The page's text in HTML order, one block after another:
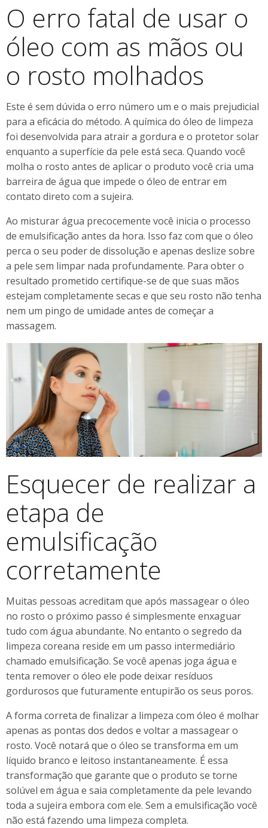
O erro fatal de usar o
óleo com as mãos ou
o rosto molhados
Este é sem dúvida o erro número um e o mais prejudicial
para a eficácia do método. A química do óleo de limpeza
foi desenvolvida para atrair a gordura e o protetor solar
enquanto a superfície da pele está seca. Quando você
molha o rosto antes de aplicar o produto você cria uma
barreira de água que impede o óleo de entrar em
contato direto com a sujeira.
Ao misturar água precocemente você inicia o processo
de emulsificação antes da hora. Isso faz com que o óleo
perca o seu poder de dissolução e apenas deslize sobre
a pele sem limpar nada profundamente. Para obter o
resultado prometido certifique-se de que suas mãos
estejam completamente secas e que seu rosto não tenha
nem um pingo de umidade antes de começar a
massagem.
Esquecer de realizar a
etapa de
emulsificação
corretamente
Muitas pessoas acreditam que após massagear o óleo
no rosto o próximo passo é simplesmente enxaguar
tudo com água abundante. No entanto o segredo da
limpeza coreana reside em um passo intermediário
chamado emulsificação. Se você apenas joga água e
tenta remover o óleo ele pode deixar resíduos
gordurosos que futuramente entupirão os seus poros.
A forma correta de finalizar a limpeza com óleo é molhar
apenas as pontas dos dedos e voltar a massagear o
rosto. Você notará que o óleo se transforma em um
líquido branco e leitoso instantaneamente. É essa
transformação que garante que o produto se torne
solúvel em água e saia completamente da pele levando
toda a sujeira embora com ele. Sem a emulsificação você
não está fazendo uma limpeza completa.